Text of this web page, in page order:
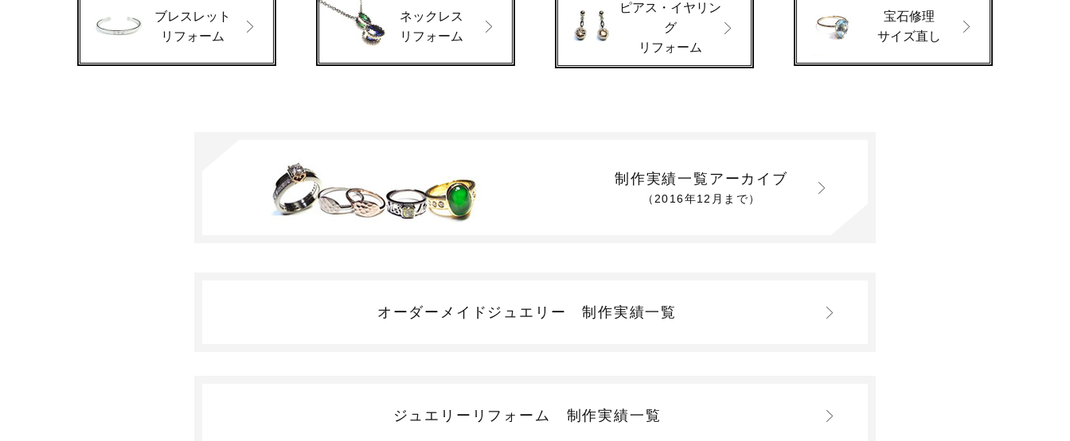
ブレスレット
リフォーム
ネックレス
リフォーム
ピアス・イヤリン
グ
リフォーム
宝石修理
サイズ直し
制作実績一覧アーカイブ
（2016年12月まで）
オーダーメイドジュエリー制作実績一覧
ジュエリーリフォーム 制作実績一覧